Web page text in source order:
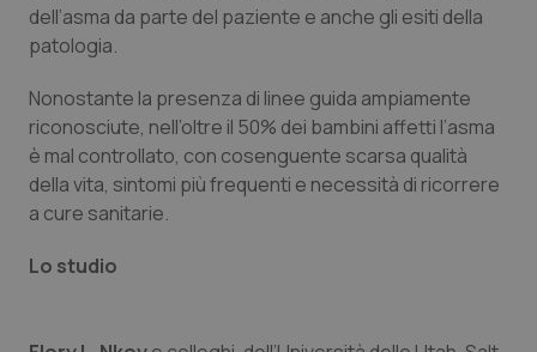
Calabria
Campania
Emilia-Romagna
Friuli Venezia Giulia
Lazio
Liguria
Asma & BPCO
Car-T
Colesterolo & coronaropatie
Dermatite Atopica
Diabete & glucometri
Disturbi dell’umore
dell’asma da parte del paziente e anche gli esiti della
patologia.
Nonostante la presenza di linee guida ampiamente
riconosciute, nell’oltre il 50% dei bambini affetti l’asma
è mal controllato, con cosenguente scarsa qualità
della vita, sintomi più frequenti e necessità di ricorrere
a cure sanitarie.
Lo studio